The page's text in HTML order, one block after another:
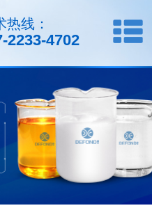
热线：
2233-4702